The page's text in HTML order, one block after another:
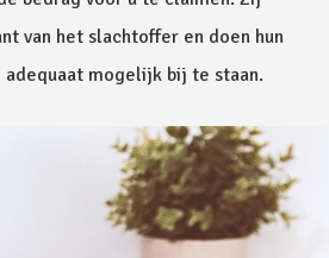
van het slachtoffer en doen hun
mogelijk bij te staan.